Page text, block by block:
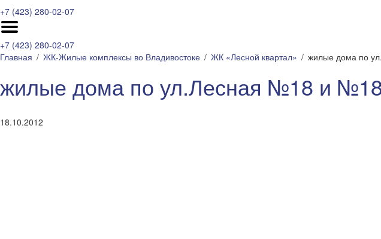
+7 (423) 280-02-07
+7 (423) 280-02-07
Главная
ЖК-Жилые комплексы во Владивостоке ЖК «Лесной квартал» жилые дома по
жилые дома по ул.Лесная №18 и
18.10.2012